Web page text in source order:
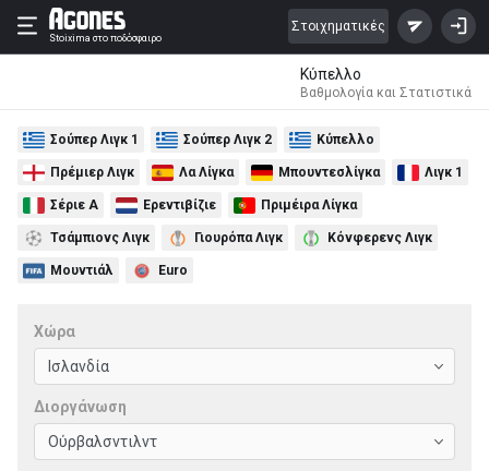
Stoixima στο ποδόσφαιρο
Στοιχηματικές
Κύπελλο
Βαθμολογία και Στατιστικά
Σούπερ Λιγκ 1 Σούπερ Λιγκ 2 Κύπελλο
Πρέμιερ Λιγκ Λα Λίγκα Μπουντεσλίγκα Λιγκ 1
Σέριε Α Ερεντιβίζιε Πριμέιρα Λίγκα
Τσάμπιονς Λιγκ Γιουρόπα Λιγκ Κόνφερενς Λιγκ
Μουντιάλ Euro
Χώρα
Διοργάνωση